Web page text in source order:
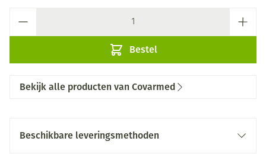
Bestel
Bekijk alle producten van Covarmed
Beschikbare leveringsmethoden